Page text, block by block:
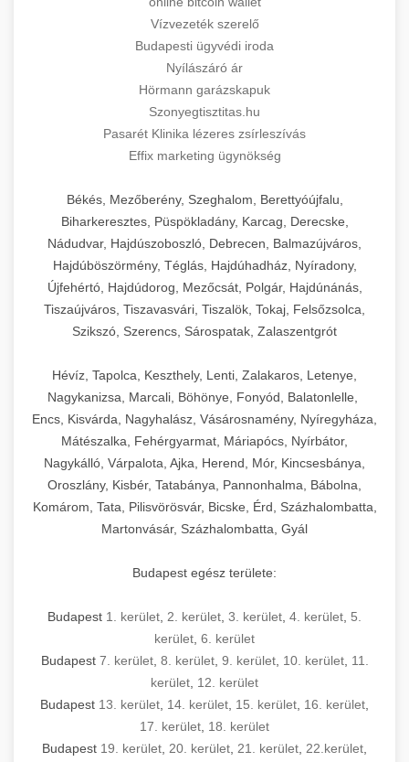
Vízvezeték szerelő
Budapesti ügyvédi iroda
Nyílászáró ár
Hörmann garázskapuk
Szonyegtisztitas.hu
Pasarét Klinika lézeres zsírleszívás
Effix marketing ügynökség
Békés, Mezőberény, Szeghalom, Berettyóújfalu,
Biharkeresztes, Püspökladány, Karcag, Derecske,
Nádudvar, Hajdúszoboszló, Debrecen, Balmazújváros,
Hajdúböszörmény, Téglás, Hajdúhadház, Nyíradony,
Újfehértó, Hajdúdorog, Mezőcsát, Polgár, Hajdúnánás,
Tiszaújváros, Tiszavasvári, Tiszalök, Tokaj, Felsőzsolca,
Szikszó, Szerencs, Sárospatak, Zalaszentgrót
Hévíz, Tapolca, Keszthely, Lenti, Zalakaros, Letenye,
Nagykanizsa, Marcali, Böhönye, Fonyód, Balatonlelle,
Encs, Kisvárda, Nagyhalász, Vásárosnamény, Nyíregyháza,
Mátészalka, Fehérgyarmat, Máriapócs, Nyírbátor,
Nagykálló, Várpalota, Ajka, Herend, Mór, Kincsesbánya,
Oroszlány, Kisbér, Tatabánya, Pannonhalma, Bábolna,
Komárom, Tata, Pilisvörösvár, Bicske, Érd, Százhalombatta,
Martonvásár, Százhalombatta, Gyál
Budapest egész területe:
Budapest 1. kerület 2. kerület 3. kerület 4. kerület 5.
kerület 6. kerület
Budapest 7. kerület, 8. kerület, 9. kerület, 10. kerület, 11.
kerület 12. kerület
Budapest 13. kerület 14. kerület 15. kerület 16. kerület
17. kerület 18. kerület
Budapest 19. kerület 20. kerület 21. kerület 22.kerület